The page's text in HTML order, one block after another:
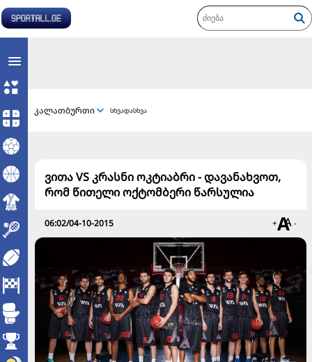
კალათბურთი სხვადასხვა
ვითა VS კრასნი ოკტიაბრი - დავანახვოთ,
რომ წითელი ოქტომბერი წარსულია
06:02/04-10-2015 + -